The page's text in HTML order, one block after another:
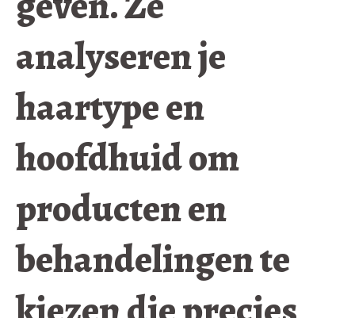
analyseren je
haartype en
hoofdhuid om
producten en
behandelingen te